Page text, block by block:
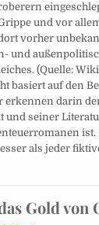
und vor
vorher
und
(Quelle:
basiert auf den
erkennen darin
und seiner
ist.
als jeder
Gold von